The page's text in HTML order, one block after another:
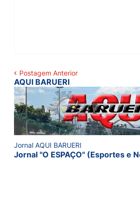
Postagem Anterior
AQUI BARUERI
Jornal AQUI BARUERI
Jornal "O ESPAÇO" (Esportes e